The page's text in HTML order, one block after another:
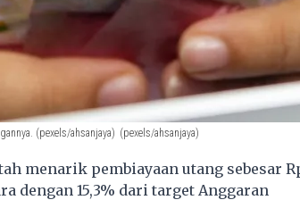
(pexels/ahsanjaya) (pexels/ahsanjaya)
menarik pembiayaan utangsebesar
dengan 15,3% dari target Anggaran